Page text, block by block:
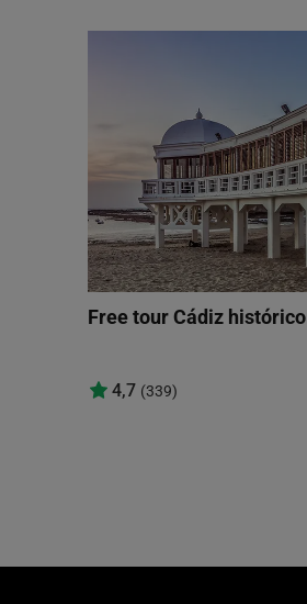
Free tour Cádiz histórico
4,7 (339)